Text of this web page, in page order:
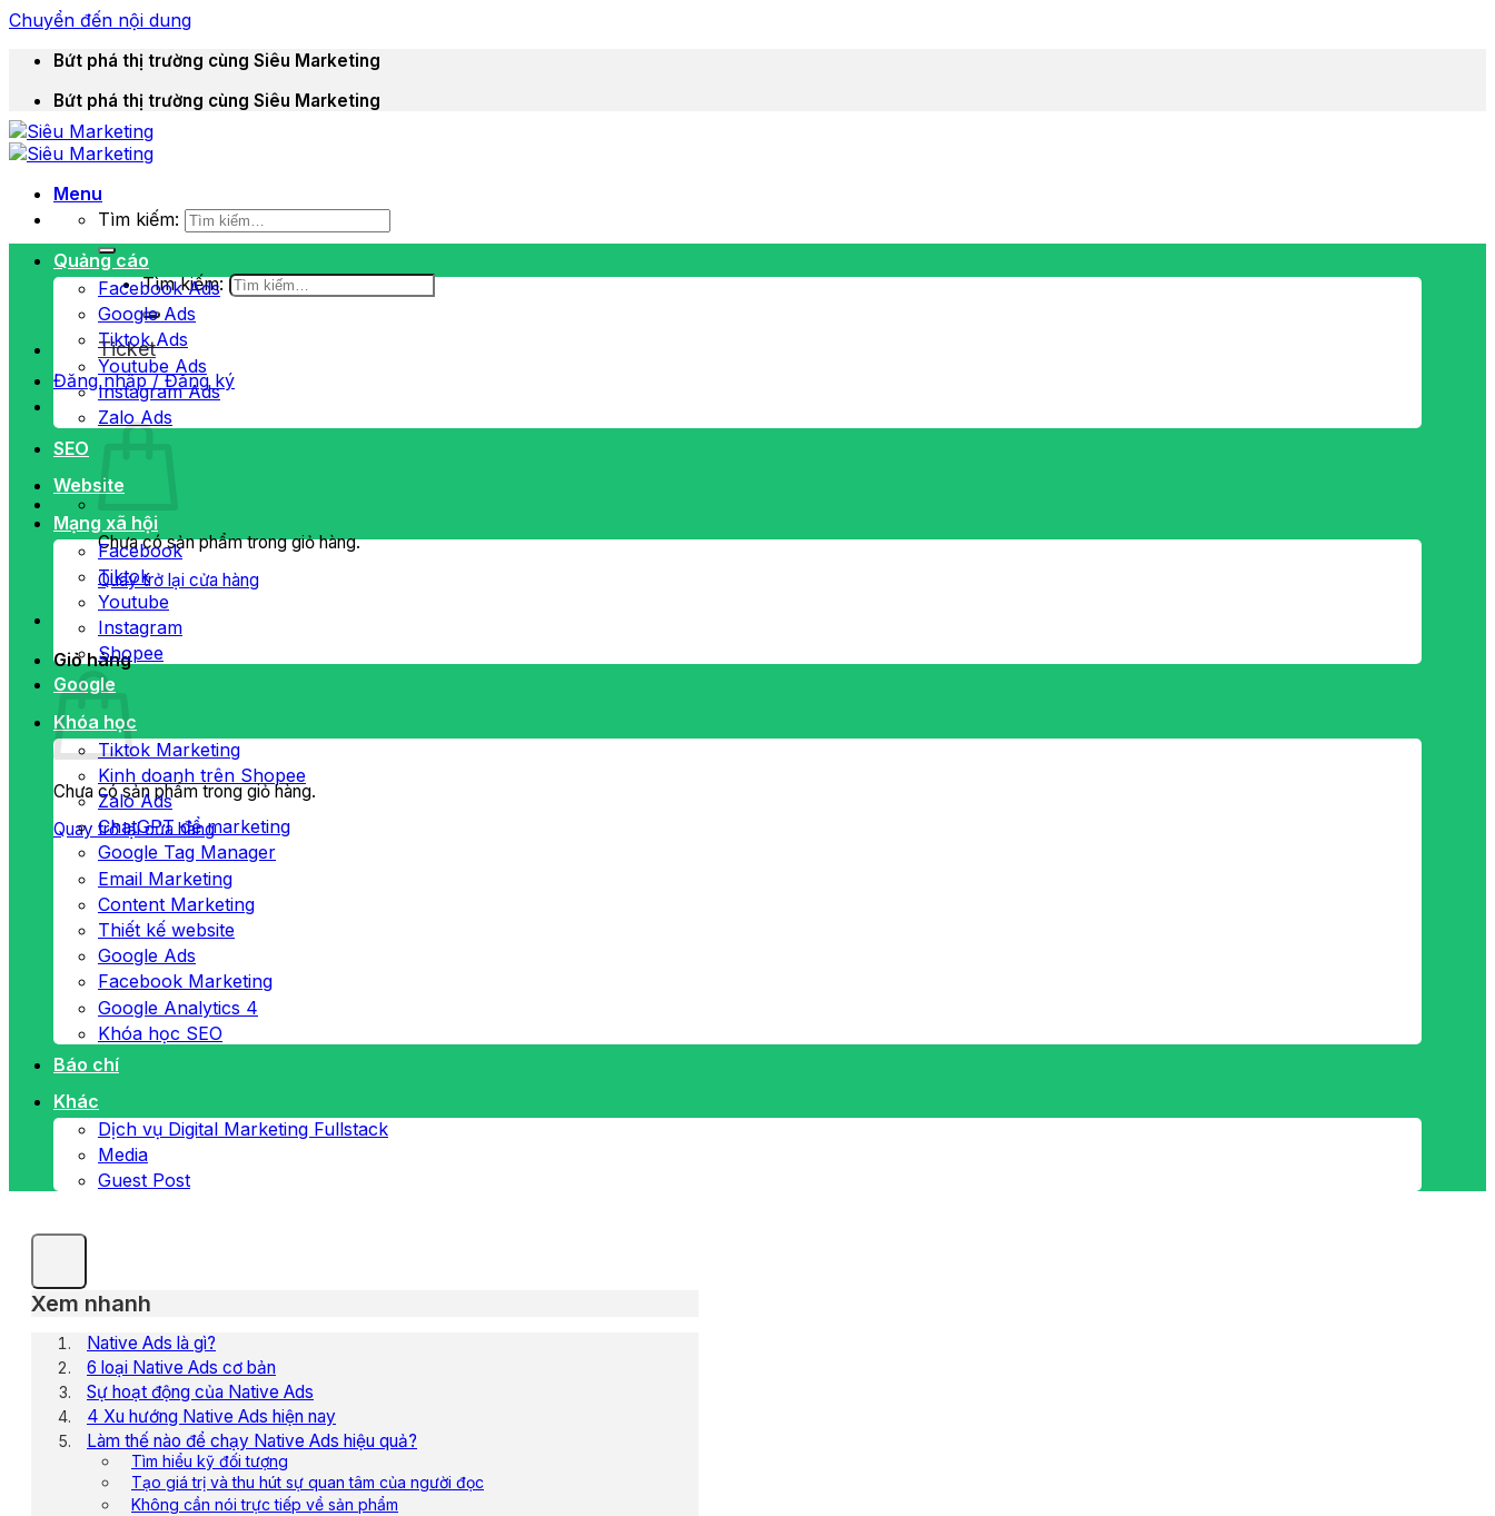
Chuyển đến nội dung
Bứt phá thị trường cùng Siêu Marketing
Bứt phá thị trường cùng Siêu Marketing
Menu
Tìm kiếm:
Tìm kiếm:
Ticket
Đăng nhập / Đăng ký
Chưa có sản phẩm trong giỏ hàng.
Quay trở lại cửa hàng
Giỏ hàng
Chưa có sản phẩm trong giỏ hàng.
Quay trở lại cửa hàng
Quảng cáo
Facebook Ads
Google Ads
Tiktok Ads
Youtube Ads
Instagram Ads
Zalo Ads
SEO
Website
Mạng xã hội
Facebook
Tiktok
Youtube
Instagram
Shopee
Google
Khóa học
Tiktok Marketing
Kinh doanh trên Shopee
Zalo Ads
ChatGPT để marketing
Google Tag Manager
Email Marketing
Content Marketing
Thiết kế website
Google Ads
Facebook Marketing
Google Analytics 4
Khóa học SEO
Báo chí
Khác
Dịch vụ Digital Marketing Fullstack
Media
Guest Post
Xem nhanh
Native Ads là gì?
6 loại Native Ads cơ bản
Sự hoạt động của Native Ads
4 Xu hướng Native Ads hiện nay
Làm thế nào để chạy Native Ads hiệu quả?
Tìm hiểu kỹ đối tượng
Tạo giá trị và thu hút sự quan tâm của người đọc
Không cần nói trực tiếp về sản phẩm